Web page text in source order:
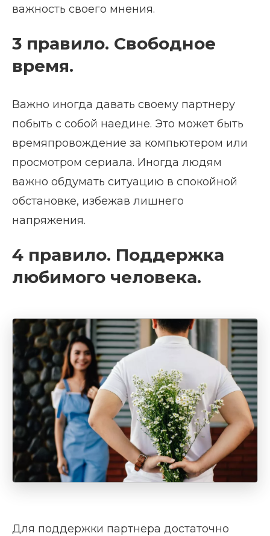
важность своего мнения.
3 правило. Свободное
время.
Важно иногда давать своему партнеру
побыть с собой наедине. Это может быть
времяпровождение за компьютером или
просмотром сериала. Иногда людям
важно обдумать ситуацию в спокойной
обстановке, избежав лишнего
напряжения.
4 правило. Поддержка
любимого человека.
Для поддержки партнера достаточно